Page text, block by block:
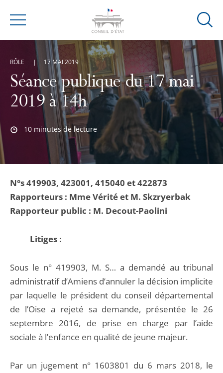
Menu
Ouvrir
de
Séance publique du 17 mai
2019 à 14h
10 minutes de lecture
RÔLE 17 MAI 2019
N°s 419903, 423001, 415040 et 422873
Rapporteurs : Mme Vérité et M. Skzryerbak
Rapporteur public : M. Decout-Paolini
Litiges :
Sous le n° 419903, M. S… a demandé au tribunal
administratif d’Amiens d’annuler la décision implicite
par laquelle le président du conseil départemental
de l’Oise a rejeté sa demande, présentée le 26
septembre 2016, de prise en charge par l’aide
sociale à l’enfance en qualité de jeune majeur.
Par un jugement n° 1603801 du 6 mars 2018, le